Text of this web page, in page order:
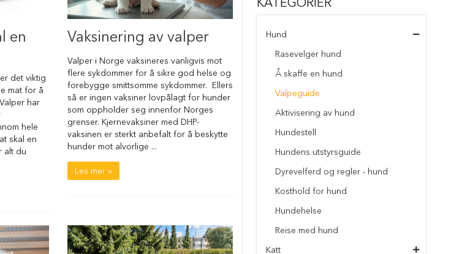
en
det viktig
mat for å
har
hele
skal en
alt du
Vaksinering av valper
Valper i Norge vaksineres vanligvis mot
flere sykdommer for å sikre god helse og
forebygge smittsomme sykdommer. Ellers
så er ingen vaksiner lovpålagt for hunder
som oppholder seg innenfor Norges
grenser. Kjernevaksiner med DHP-
vaksinen er sterkt anbefalt for å beskytte
hunder mot alvorlige ...
Les mer »
Hund
Rasevelger hund
Å skaffe en hund
Valpeguide
Aktivisering av hund
Hundestell
Hundens utstyrsguide
Dyrevelferd og regler - hund
Kosthold for hund
Hundehelse
Reise med hund
Katt